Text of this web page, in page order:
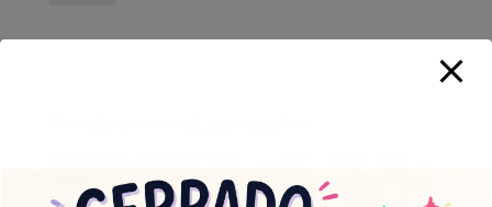
cantidad